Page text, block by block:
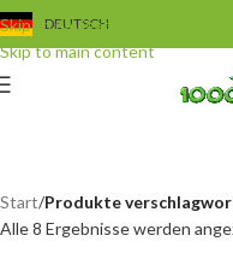
Skip to navigation
Skip to main content
DEUTSCH
Start/Produkte
Alle 8 Ergebnisse werden